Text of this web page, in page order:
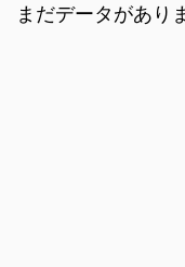
まだデータがあり